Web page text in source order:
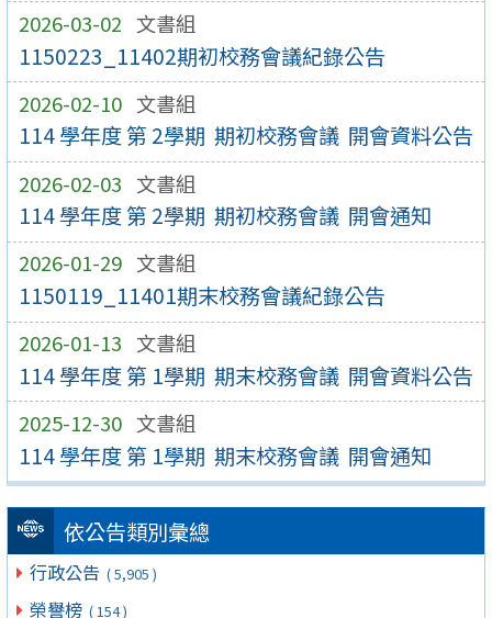
2026-03-02 文書組
1150223_11402期初校務會議紀錄公告
2026-02-10 文書組
114 學年度 第 2學期 期初校務會議 開會資料公告
2026-02-03 文書組
114 學年度 第 2學期 期初校務會議 開會通知
2026-01-29 文書組
1150119_11401期末校務會議紀錄公告
2026-01-13 文書組
114 學年度 第 1學期 期末校務會議 開會資料公告
2025-12-30 文書組
114 學年度 第 1學期 期末校務會議 開會通知
依公告類別彙總
行政公告 ( 5,905 )
榮譽榜 ( 154 )